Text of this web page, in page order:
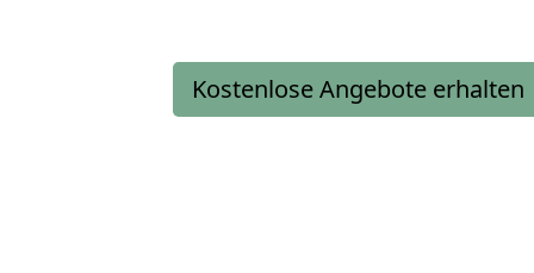
Kostenlose Angebote erhalten